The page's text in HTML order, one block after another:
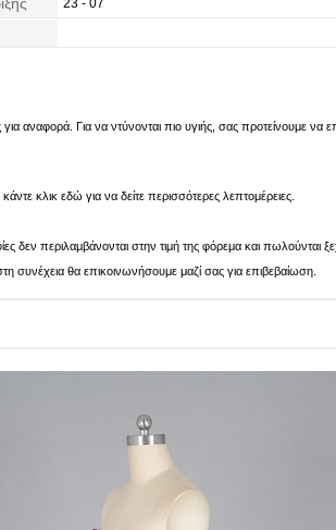
23 - 07
αναφορά. Για να ντύνονται πιο υγιής, σας προτείνουμε να
κλικ εδώ για να δείτε περισσότερες λεπτομέρειες.
δεν περιλαμβάνονται στην τιμή της φόρεμα και πωλούνται
συνέχεια θα επικοινωνήσουμε μαζί σας για επιβεβαίωση.